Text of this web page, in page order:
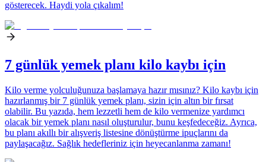
gösterecek. Haydi yola çıkalım!
7 günlük yemek planı kilo kaybı için
Kilo verme yolculuğunuza başlamaya hazır mısınız? Kilo kaybı için
hazırlanmış bir 7 günlük yemek planı, sizin için altın bir fırsat
olabilir. Bu yazıda, hem lezzetli hem de kilo vermenize yardımcı
olacak bir yemek planı nasıl oluşturulur, bunu keşfedeceğiz. Ayrıca,
bu planı akıllı bir alışveriş listesine dönüştürme ipuçlarını da
paylaşacağız. Sağlık hedefleriniz için heyecanlanma zamanı!